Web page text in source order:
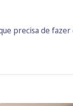
precisa de fazer